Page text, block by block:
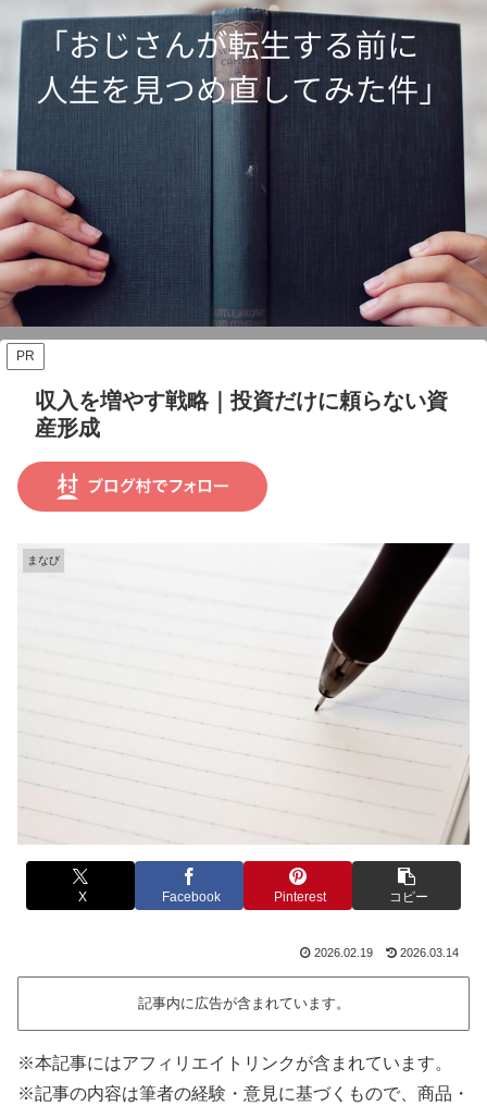
PR
収入を増やす戦略｜投資だけに頼らない資
産形成
まなび
X Facebook Pinterest コピー
2026.02.19 2026.03.14
記事内に広告が含まれています。
※本記事にはアフィリエイトリンクが含まれています。
※記事の内容は筆者の経験・意見に基づくもので、商品・